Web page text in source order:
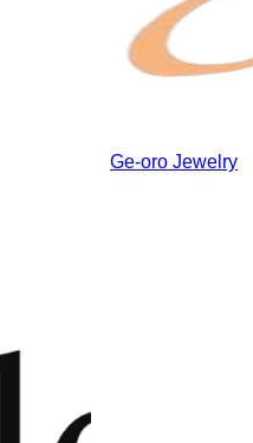
Ge-oro Jewelry